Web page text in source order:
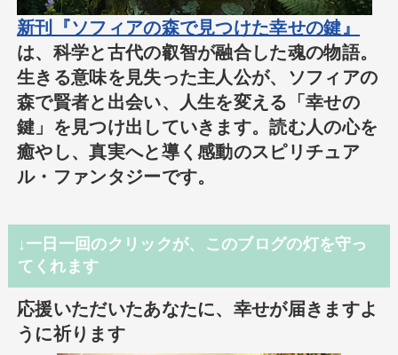
新刊『ソフィアの森で見つけた幸せの鍵』
は、科学と古代の叡智が融合した魂の物語。
生きる意味を見失った主人公が、ソフィアの
森で賢者と出会い、人生を変える「幸せの
鍵」を見つけ出していきます。読む人の心を
癒やし、真実へと導く感動のスピリチュア
ル・ファンタジーです。
↓一日一回のクリックが、このブログの灯を守っ
てくれます
応援いただいたあなたに、幸せが届きますよ
うに祈ります